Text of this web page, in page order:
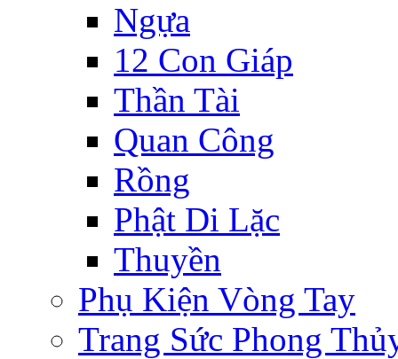
Ngựa
12 Con Giáp
Thần Tài
Quan Công
Rồng
Phật Di Lặc
Thuyền
Phụ Kiện Vòng Tay
Trang Sức Phong